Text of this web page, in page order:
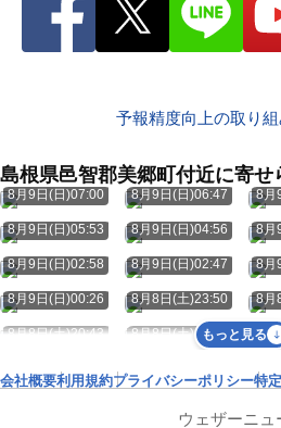
予報精度向上の取り
島根県邑智郡美郷町付近に寄
8月9日(日)07:00 8月9日(日)06:47 8月
8月9日(日)05:53 8月9日(日)04:56 8月
8月9日(日)02:58 8月9日(日)02:47 8月
8月9日(日)00:26 8月8日(土)23:50 8月
8月8日(土)20:43 8月8日(土)19:49 8月
もっと見る
会社概要利用規約プライバシーポリシー特
ウェザーニュ